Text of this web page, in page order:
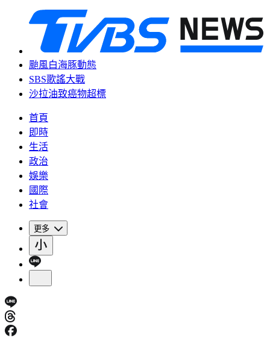
颱風白海豚動態
SBS歌謠大戰
沙拉油致癌物超標
首頁
即時
生活
政治
娛樂
國際
社會
更多